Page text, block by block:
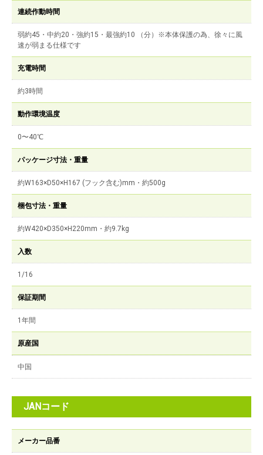
連続作動時間
弱約45・中約20・強約15・最強約10 （分）※本体保護の為、徐々に風
速が弱まる仕様です
充電時間
約3時間
動作環境温度
0〜40℃
パッケージ寸法・重量
約W163×D50×H167 (フック含む)mm・約500g
梱包寸法・重量
約W420×D350×H220mm・約9.7kg
入数
1/16
保証期間
1年間
原産国
中国
JANコード
メーカー品番